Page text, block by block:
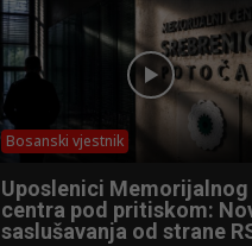
Bosanski vjestnik
Uposlenici Memorijalnog
centra pod pritiskom:
saslušavanja od strane